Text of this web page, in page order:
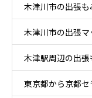
ア
木津川市の出張
木津川市の出張
木津駅周辺の出
東京都から京都